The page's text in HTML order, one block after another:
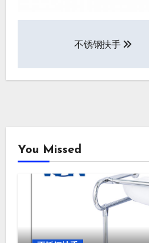
导
不锈钢扶手
You Missed